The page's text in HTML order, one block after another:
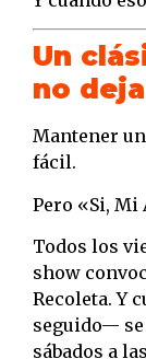
Un
no
Mantener
fácil.
Pero «Si,
Todos los
show
Recoleta. Y
seguido—
sábados a